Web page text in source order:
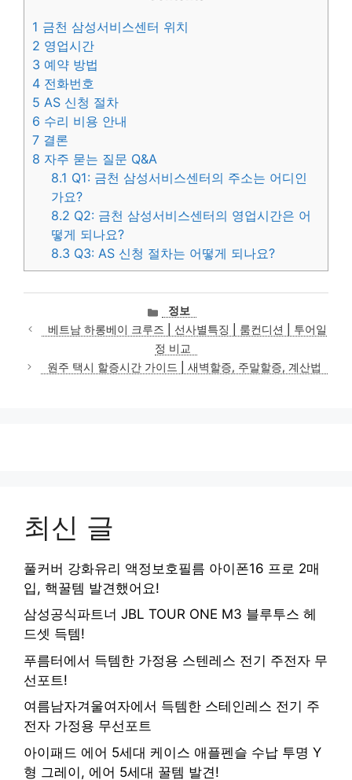
1 금천 삼성서비스센터 위치
2 영업시간
3 예약 방법
4 전화번호
5 AS 신청 절차
6 수리 비용 안내
7 결론
8 자주 묻는 질문 Q&A
8.1 Q1: 금천 삼성서비스센터의 주소는 어디인
가요?
8.2 Q2: 금천 삼성서비스센터의 영업시간은 어
떻게 되나요?
8.3 Q3: AS 신청 절차는 어떻게 되나요?
카
테
고
리
정보
베트남 하롱베이 크루즈 | 선사별특징 | 룸컨디션 | 투어일
정 비교
원주 택시 할증시간 가이드 | 새벽할증, 주말할증, 계산법
최신 글
풀커버 강화유리 액정보호필름 아이폰16 프로 2매
입, 핵꿀템 발견했어요!
삼성공식파트너 JBL TOUR ONE M3 블루투스 헤
드셋 득템!
푸름터에서 득템한 가정용 스텐레스 전기 주전자 무
선포트!
여름남자겨울여자에서 득템한 스테인레스 전기 주
전자 가정용 무선포트
아이패드 에어 5세대 케이스 애플펜슬 수납 투명 Y
형 그레이, 에어 5세대 꿀템 발견!